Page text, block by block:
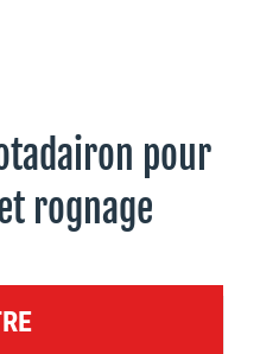
pour
rognage